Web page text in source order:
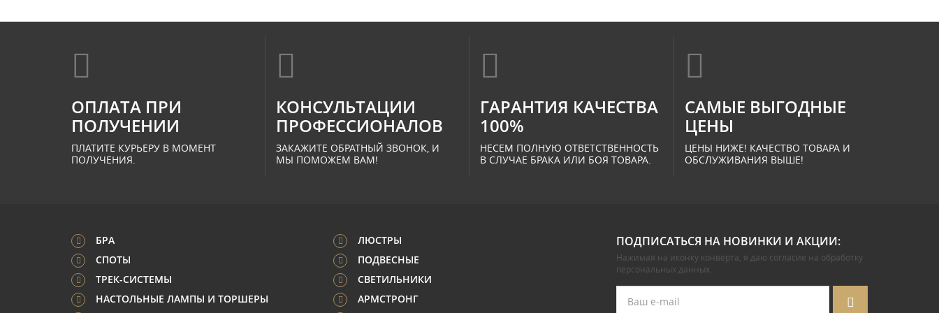
ОПЛАТА ПРИ
ПОЛУЧЕНИИ
ПЛАТИТЕ КУРЬЕРУ В МОМЕНТ
ПОЛУЧЕНИЯ.
КОНСУЛЬТАЦИИ
ПРОФЕССИОНАЛОВ
ЗАКАЖИТЕ ОБРАТНЫЙ ЗВОНОК, И
МЫ ПОМОЖЕМ ВАМ!
ГАРАНТИЯ КАЧЕСТВА
100%
НЕСЕМ ПОЛНУЮ ОТВЕТСТВЕННОСТЬ
В СЛУЧАЕ БРАКА ИЛИ БОЯ ТОВАРА.
САМЫЕ ВЫГОДНЫЕ
ЦЕНЫ
ЦЕНЫ НИЖЕ! КАЧЕСТВО ТОВАРА И
ОБСЛУЖИВАНИЯ ВЫШЕ!
БРА
ЛЮСТРЫ
СПОТЫ
ПОДВЕСНЫЕ
ТРЕК-СИСТЕМЫ
СВЕТИЛЬНИКИ
НАСТОЛЬНЫЕ ЛАМПЫ И ТОРШЕРЫ
АРМСТРОНГ
ПОДПИСАТЬСЯ НА НОВИНКИ И АКЦИИ:
Нажимая на иконку конверта, я даю согласие на обработку
персональных данных.